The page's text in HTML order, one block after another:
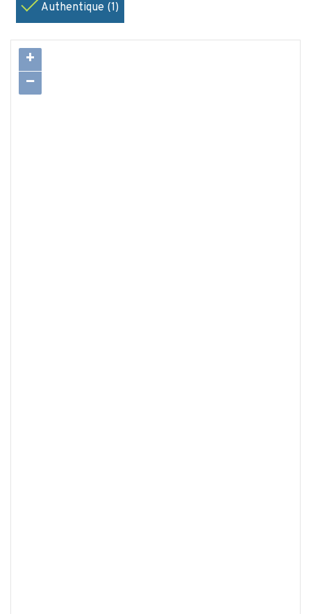
Authentique (1)
+
−